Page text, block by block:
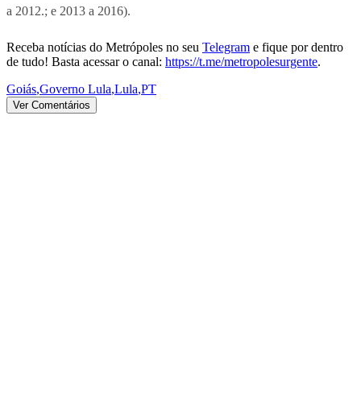
a 2012.; e 2013 a 2016).
Receba notícias do Metrópoles no seu Telegram e fique por dentro
de tudo! Basta acessar o canal: https://t.me/metropolesurgente.
Goiás,Governo Lula,Lula,PT
Ver Comentários